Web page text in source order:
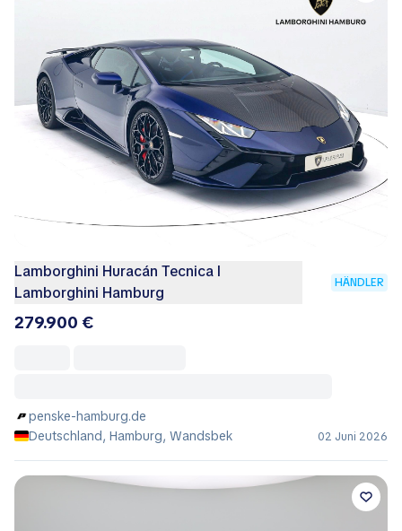
Lamborghini Huracán Tecnica I
Lamborghini Hamburg
HÄNDLER
279.900 €
penske-hamburg.de
Deutschland, Hamburg, Wandsbek
02 Juni 2026